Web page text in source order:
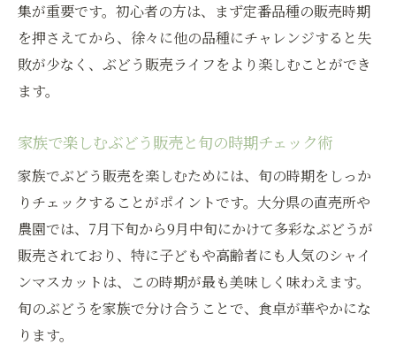
集が重要です。初心者の方は、まず定番品種の販売時期
を押さえてから、徐々に他の品種にチャレンジすると失
敗が少なく、ぶどう販売ライフをより楽しむことができ
ます。
家族で楽しむぶどう販売と旬の時期チェック術
家族でぶどう販売を楽しむためには、旬の時期をしっか
りチェックすることがポイントです。大分県の直売所や
農園では、7月下旬から9月中旬にかけて多彩なぶどうが
販売されており、特に子どもや高齢者にも人気のシャイ
ンマスカットは、この時期が最も美味しく味わえます。
旬のぶどうを家族で分け合うことで、食卓が華やかにな
ります。